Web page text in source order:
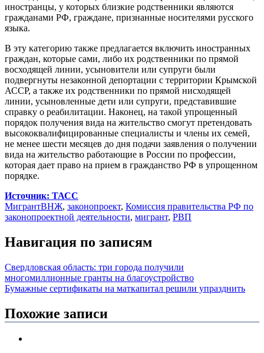
иностранцы, у которых близкие родственники являются
гражданами РФ, граждане, признанные носителями русского
языка.
В эту категорию также предлагается включить иностранных
граждан, которые сами, либо их родственники по прямой
восходящей линии, усыновители или супруги были
подвергнуты незаконной депортации с территории Крымской
АССР, а также их родственники по прямой нисходящей
линии, усыновленные дети или супруги, представившие
справку о реабилитации. Наконец, на такой упрощенный
порядок получения вида на жительство смогут претендовать
высококвалифицированные специалисты и члены их семей,
не менее шести месяцев до дня подачи заявления о получении
вида на жительство работающие в России по профессии,
которая дает право на прием в гражданство РФ в упрощенном
порядке.
Источник: ТАСС
МигрантВНЖ, законопроект, Комиссия правительства РФ по
законопроектной деятельности, мигрант, РВП
Навигация по записям
Свердловская область: три города получили
многомиллионные гранты на благоустройство
Бумажные сертификаты на маткапитал решили упразднить
Похожие записи